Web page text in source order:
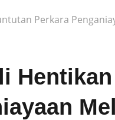
Perkara
Hentikan